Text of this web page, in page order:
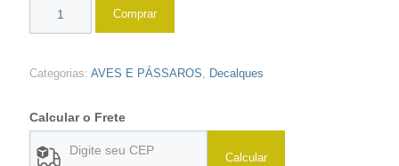
Comprar
Categorias: AVES E PÁSSAROS Decalques
Calcular o Frete
Calcular